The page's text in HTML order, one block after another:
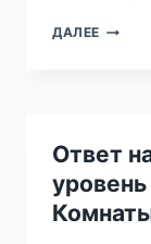
ДАЛЕЕ ОТВЕТ
30
ИГРЫ
ИГРА
ПОБЕГ
Ответ